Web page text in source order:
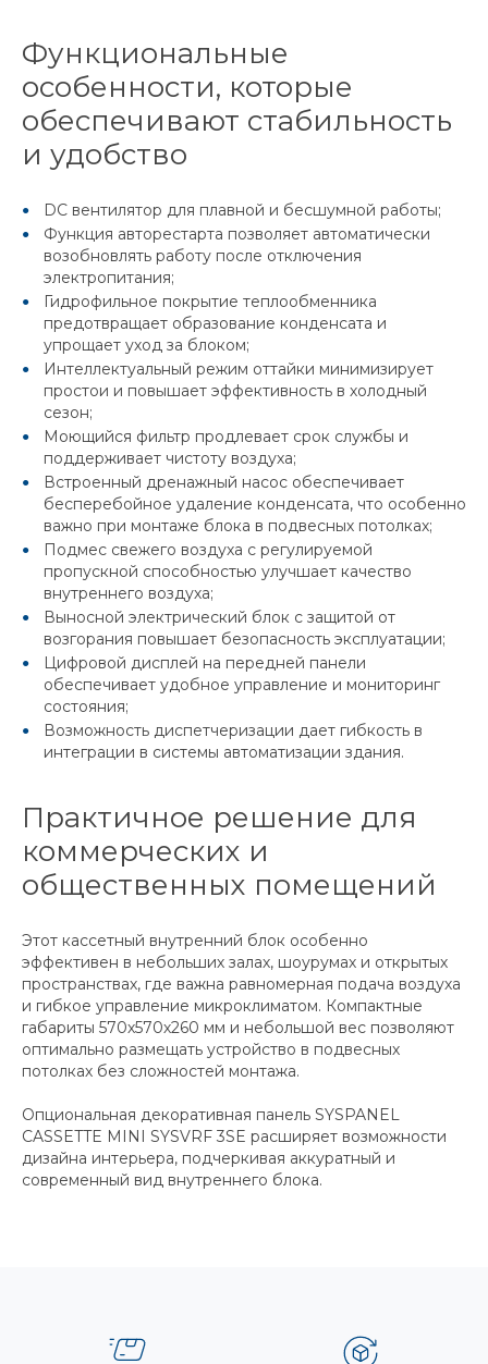
Функциональные
особенности, которые
обеспечивают стабильность
и удобство
DC вентилятор для плавной и бесшумной работы;
Функция авторестарта позволяет автоматически
возобновлять работу после отключения
электропитания;
Гидрофильное покрытие теплообменника
предотвращает образование конденсата и
упрощает уход за блоком;
Интеллектуальный режим оттайки минимизирует
простои и повышает эффективность в холодный
сезон;
Моющийся фильтр продлевает срок службы и
поддерживает чистоту воздуха;
Встроенный дренажный насос обеспечивает
бесперебойное удаление конденсата, что особенно
важно при монтаже блока в подвесных потолках;
Подмес свежего воздуха с регулируемой
пропускной способностью улучшает качество
внутреннего воздуха;
Выносной электрический блок с защитой от
возгорания повышает безопасность эксплуатации;
Цифровой дисплей на передней панели
обеспечивает удобное управление и мониторинг
состояния;
Возможность диспетчеризации дает гибкость в
интеграции в системы автоматизации здания.
Практичное решение для
коммерческих и
общественных помещений
Этот кассетный внутренний блок особенно
эффективен в небольших залах, шоурумах и открытых
пространствах, где важна равномерная подача воздуха
и гибкое управление микроклиматом. Компактные
габариты 570х570х260 мм и небольшой вес позволяют
оптимально размещать устройство в подвесных
потолках без сложностей монтажа.
Опциональная декоративная панель SYSPANEL
CASSETTE MINI SYSVRF 3SE расширяет возможности
дизайна интерьера, подчеркивая аккуратный и
современный вид внутреннего блока.